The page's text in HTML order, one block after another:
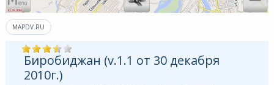
MAPDV.RU
Биробиджан (v.1.1 от 30 декабря
2010г.)